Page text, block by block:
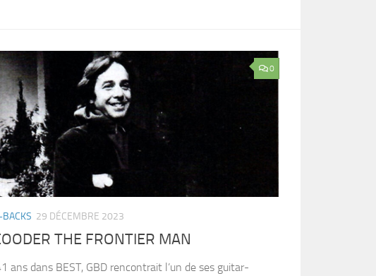
0
29 DÉCEMBRE 2023
THE FRONTIER MAN
ans dans BEST, GBD rencontrait l’un de ses guitar-